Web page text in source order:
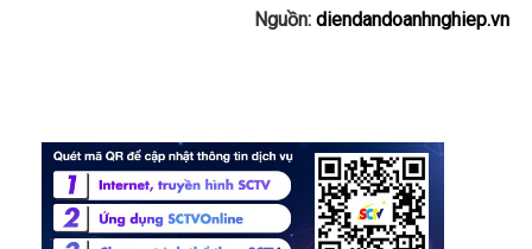
Nguồn: diendandoanhnghiep.vn